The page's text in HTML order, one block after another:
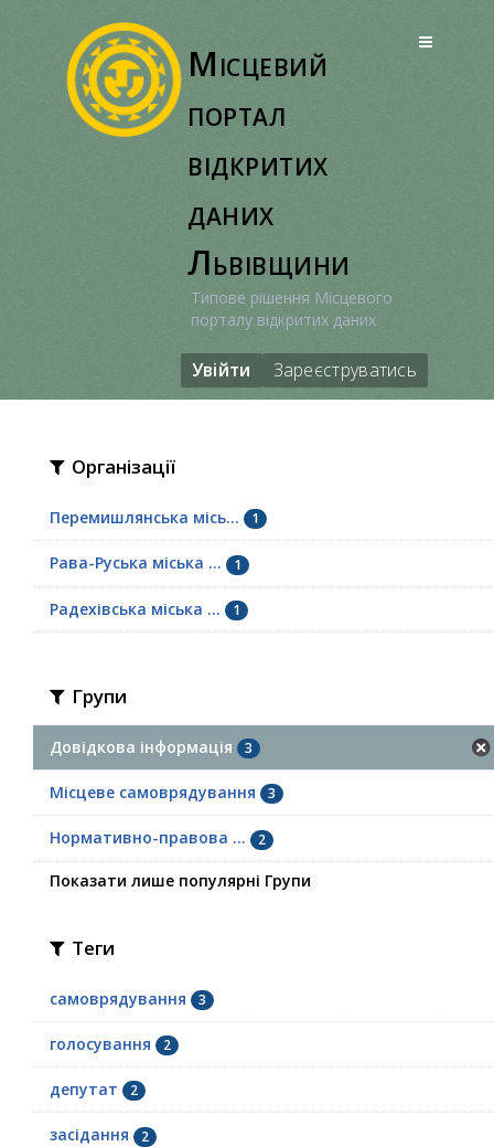
Місцевий
портал
відкритих
даних
Львівщини
Типове рішення Місцевого
порталу відкритих даних
Увійти Зареєструватись
Організації
Перемишлянська місь... 1
Рава-Руська міська ... 1
Радехівська міська ... 1
Групи
Довідкова інформація 3
Місцеве самоврядування 3
Нормативно-правова ... 2
Показати лише популярні Групи
Теги
самоврядування 3
голосування 2
депутат 2
засідання 2